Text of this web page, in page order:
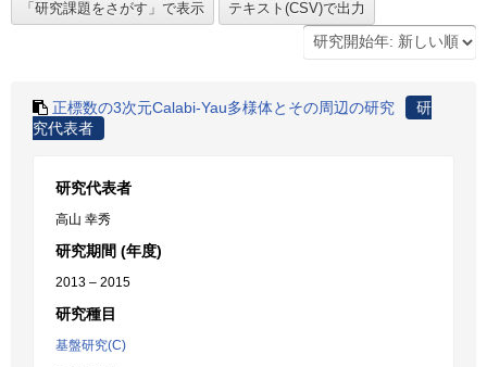
正標数の3次元Calabi-Yau多様体とその周辺の研究
研
究代表者
研究代表者
高山 幸秀
研究期間 (年度)
2013 – 2015
研究種目
基盤研究(C)